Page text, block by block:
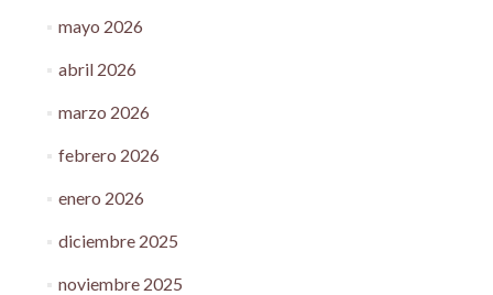
mayo 2026
abril 2026
marzo 2026
febrero 2026
enero 2026
diciembre 2025
noviembre 2025